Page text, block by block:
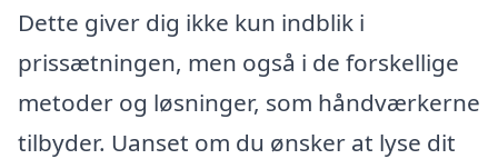
Dette giver dig ikke kun indblik i
prissætningen, men også i de forskellige
metoder og løsninger, som håndværkerne
tilbyder. Uanset om du ønsker at lyse dit